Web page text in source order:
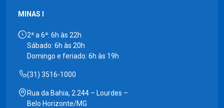
MINAS I
2ª a 6ª: 6h às 22h
Sábado: 6h às 20h
Domingo e feriado: 6h às 19h
(31) 3516-1000
Rua da Bahia, 2.244 – Lourdes –
Belo Horizonte/MG